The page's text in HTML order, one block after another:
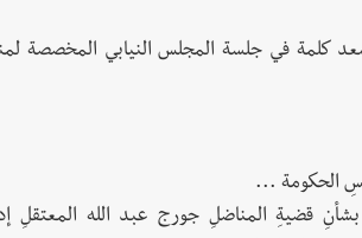
الحكومة ...
قضيةِ المناضلِ جورج عبد الله المعتقلِ